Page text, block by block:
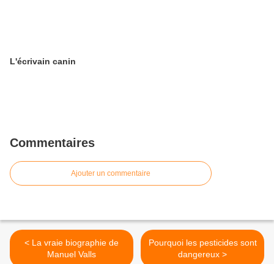
L'écrivain canin
Commentaires
Ajouter un commentaire
< La vraie biographie de
Manuel Valls
Pourquoi les pesticides sont
dangereux >